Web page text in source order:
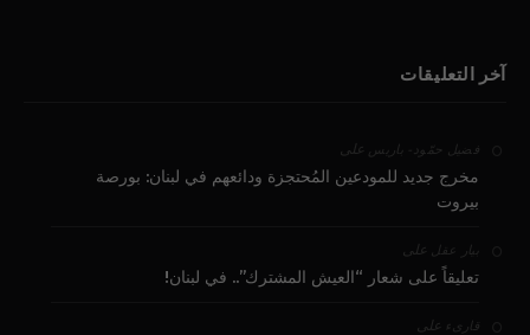
آخر التعليقات
فضيل حمّود - باريس على
مخرج جديد للمودعين المُحتجزة ودائعهم في لبنان: بورصة
بيروت
بيار عقل على
تعليقاً على شعار “العيش المشترك”.. في لبنان!
قارىء على